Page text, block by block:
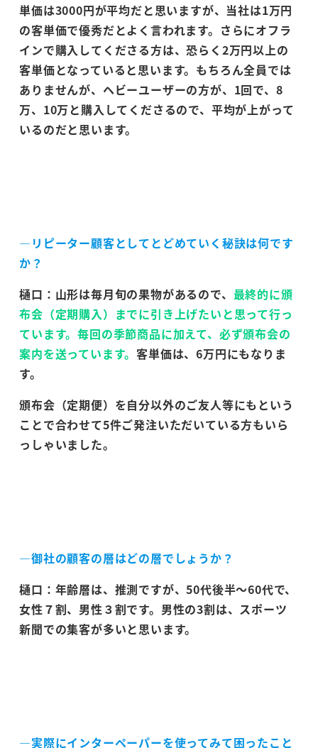
単価は3000円が平均だと思いますが、当社は1万円
の客単価で優秀だとよく言われます。さらにオフラ
インで購入してくださる方は、恐らく2万円以上の
客単価となっていると思います。もちろん全員では
ありませんが、ヘビーユーザーの方が、1回で、8
万、10万と購入してくださるので、平均が上がって
いるのだと思います。
―リピーター顧客としてとどめていく秘訣は何です
か？
樋口：山形は毎月旬の果物があるので、 最終的に頒
布会（定期購入）までに引き上げたいと思って行っ
ています。毎回の季節商品に加えて、必ず頒布会の
案内を送っています。客単価は、6万円にもなりま
す。
頒布会（定期便）を自分以外のご友人等にもという
ことで合わせて5件ご発注いただいている方もいら
っしゃいました。
―御社の顧客の層はどの層でしょうか？
樋口：年齢層は、推測ですが、50代後半～60代で、
女性７割、男性３割です。男性の3割は、スポーツ
新聞での集客が多いと思います。
―実際にインターペーパーを使ってみて困ったこと